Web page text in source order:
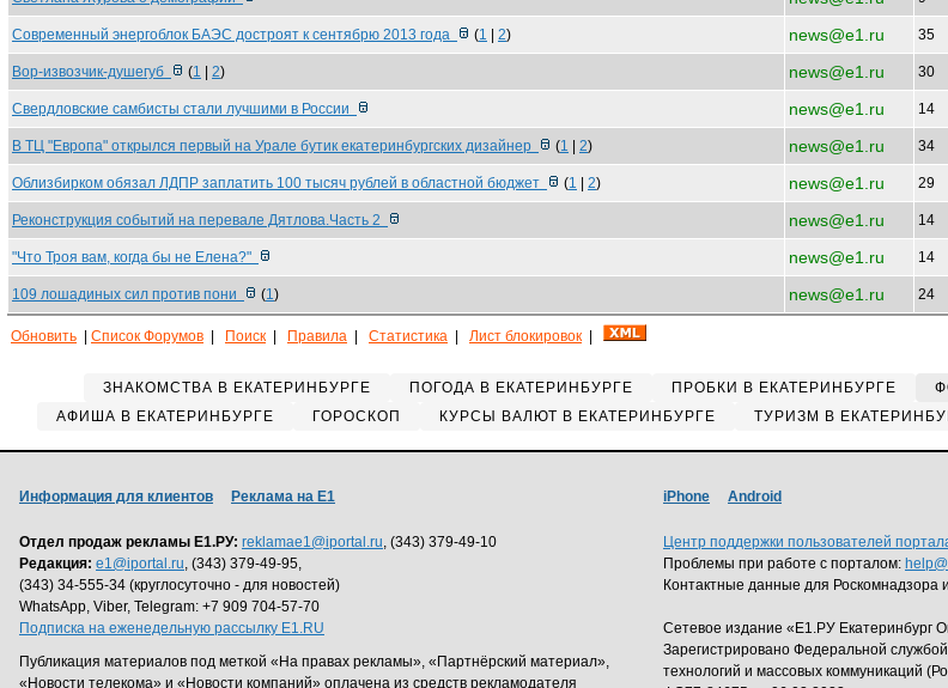
Современный энергоблок БАЭС достроят к сентябрю 2013 года (1 2) news@e1.ru 35
Вор-извозчик-душегуб (1 2) news@e1.ru 30
Свердловские самбисты стали лучшими в России news@e1.ru 14
В ТЦ "Европа" открылся первый на Урале бутик екатеринбургских дизайнер (1 2) news@e1.ru 34
Облизбирком обязал ЛДПР заплатить 100 тысяч рублей в областной бюджет (1 2) news@e1.ru 29
Реконструкция событий на перевале Дятлова.Часть 2 news@e1.ru 14
"Что Троя вам, когда бы не Елена?" news@e1.ru 14
109 лошадиных сил против пони (1) news@e1.ru 24
Обновить Список Форумов Поиск Правила Статистика Лист блокировок
ЗНАКОМСТВА В ЕКАТЕРИНБУРГЕ ПОГОДА В ЕКАТЕРИНБУРГЕ ПРОБКИ В ЕКАТЕРИНБУРГЕ
АФИША В ЕКАТЕРИНБУРГЕ
ГОРОСКОП КУРСЫ ВАЛЮТ В ЕКАТЕРИНБУРГЕ ТУРИЗМ В
Информация для клиентов Реклама на Е1
Отдел продаж рекламы Е1.РУ: reklamae1@iportal.ru, (343) 379-49-10
Редакция: e1@iportal.ru, (343) 379-49-95,
(343) 34-555-34 (круглосуточно - для новостей)
WhatsApp, Viber, Telegram: +7 909 704-57-70
Подписка на еженедельную рассылку E1.RU
Публикация материалов под меткой «На правах рекламы», «Партнёрский материал»,
«Новости телекома» и «Новости компаний» оплачена из средств рекламодателя
iPhone Android
Центр поддержки пользователей
Проблемы при работе с порталом:
Контактные данные для Роскомнадзора
Сетевое издание «Е1.РУ Екатеринбург
Зарегистрировано Федеральной
технологий и массовых коммуникаций